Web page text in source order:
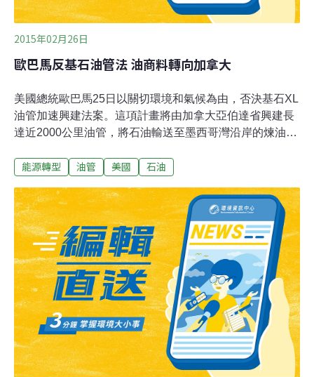
2015年02月26日
歐巴馬反基石油管法 油商料轉向加拿大
美國總統歐巴馬25日以關切環境和氣候為由，否決基石XL
油管加速興建法案。這項計畫將由加拿大亞伯達省興建長
達近2000公里油管，將石油輸送至墨西哥灣沿岸的煉油
國，然而這些計畫也存在障礙。加拿大是全球第5大石油
天生產400萬桶石油。加拿大近1/3石油出口至美國，美國
是目前加拿大唯一外國能源消費國。歐巴馬在這項法案送
至白宮才幾個小時，便予以否決。這是他在總統任內第3
次動用否決權，也是最具特殊意義的一次。參議院收到歐
巴馬否決訊息後，多數黨領袖麥康奈（Mitch McConnell）
立即反擊，他宣佈共和黨主導的參院將於3月3日前推翻這
項否決。
能源轉型 油管 美國 石油